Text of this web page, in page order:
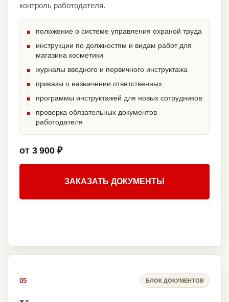
контроль работодателя.
положение о системе управления охраной труда
инструкции по должностям и видам работ для
магазина косметики
журналы вводного и первичного инструктажа
приказы о назначении ответственных
программы инструктажей для новых сотрудников
проверка обязательных документов
работодателя
от 3 900 ₽
ЗАКАЗАТЬ ДОКУМЕНТЫ
05 БЛОК ДОКУМЕНТОВ